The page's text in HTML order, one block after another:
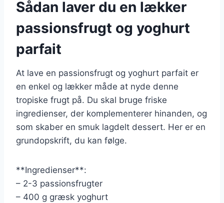
Sådan laver du en lækker
passionsfrugt og yoghurt
parfait
At lave en passionsfrugt og yoghurt parfait er
en enkel og lækker måde at nyde denne
tropiske frugt på. Du skal bruge friske
ingredienser, der komplementerer hinanden, og
som skaber en smuk lagdelt dessert. Her er en
grundopskrift, du kan følge.
**Ingredienser**:
– 2-3 passionsfrugter
– 400 g græsk yoghurt